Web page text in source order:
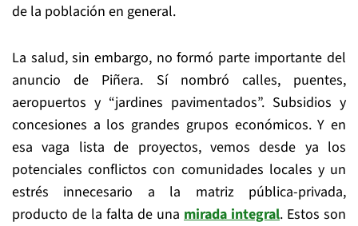
de la población en general.
La salud, sin embargo, no formó parte importante del
anuncio de Piñera. Sí nombró calles, puentes,
aeropuertos y “jardines pavimentados”. Subsidios y
concesiones a los grandes grupos económicos. Y en
esa vaga lista de proyectos, vemos desde ya los
potenciales conflictos con comunidades locales y un
estrés innecesario a la matriz pública-privada,
producto de la falta de una mirada integral. Estos son